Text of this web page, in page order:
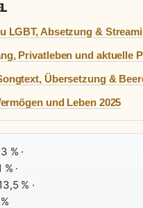
LGBT, Absetzung &
Privatleben und aktuelle
Übersetzung &
und Leben 2025
% ·
% ·
% ·